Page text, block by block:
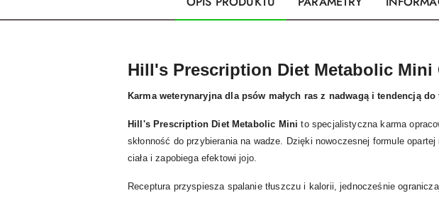
Hill's Prescription Diet Metabolic Mini
Karma weterynaryjna dla psów małych ras z nadwagą i tendencją do
Hill's Prescription Diet Metabolic Mini to specjalistyczna karma
skłonność do przybierania na wadze. Dzięki nowoczesnej formule
ciała i zapobiega efektowi jojo.
Receptura przyspiesza spalanie tłuszczu i kalorii, jednocześnie